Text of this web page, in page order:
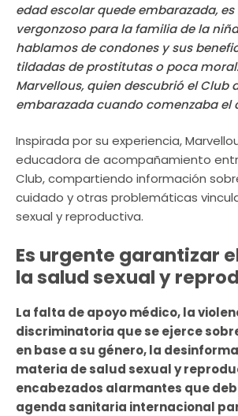
edad escolar quede embarazada,
vergonzoso para la familia de la
hablamos de condones y sus
tildadas de prostitutas o poca
Marvellous, quien descubrió el Club
embarazada cuando comenzaba el
Inspirada por su experiencia,
educadora de acompañamiento
Club, compartiendo información
cuidado y otras problemáticas
sexual y reproductiva.
Es urgente garantizar
la salud sexual y
La falta de apoyo médico, la
discriminatoria que se ejerce
en base a su género, la
materia de salud sexual y
encabezados alarmantes que
agenda sanitaria internacional